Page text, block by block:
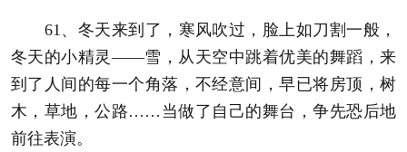
61、冬天来到了，寒风吹过，脸上如刀割一般，
冬天的小精灵——雪，从天空中跳着优美的舞蹈，来
到了人间的每一个角落，不经意间，早已将房顶，树
木，草地，公路……当做了自己的舞台，争先恐后地
前往表演。